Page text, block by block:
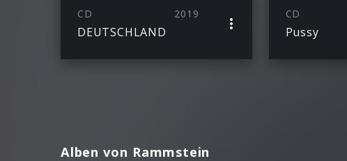
CD 2019
DEUTSCHLAND
CD
Pussy
Alben von Rammstein